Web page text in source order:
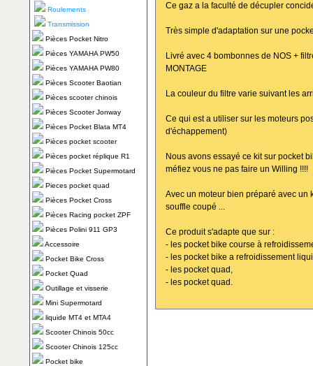
Roulements
Transmission
Pièces Pocket Nitro
Pièces YAMAHA PW50
Pièces YAMAHA PW80
Pièces Scooter Baotian
Pièces scooter chinois
Pièces Scooter Jonway
Pièces Pocket Blata MT4
Pièces pocket scooter
Pièces pocket réplique R1
Pièces Pocket Supermotard
Pieces pocket quad
Pièces Pocket Cross
Pièces Racing pocket ZPF
Pièces Polini 911 GP3
Accessoire
Pocket Bike Cross
Pocket Quad
Outillage et visserie
Mini Supermotard
liquide MT4 et MTA4
Scooter Chinois 50cc
Scooter Chinois 125cc
Pocket bike
Ce gaz a la faculté de décupler
Très simple d'adaptation sur une
Livré avec 4 bombonnes de NOS +
MONTAGE
La couleur du filtre varie suivant les
Ce qui est a utiliser sur les moteurs
d'échappement)
Nous avons essayé ce kit sur pocket
méfiez vous ne pas faire un Willing !!!!
Avec un moteur bien préparé avec un
souffle coupé ...
Ce produit s'adapte que sur :
- les pocket bike course à
- les pocket bike a refroidissement
- les pocket quad,
- les pocket quad.